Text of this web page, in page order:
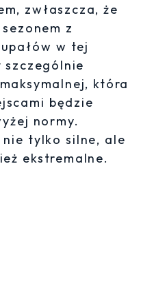
zwłaszcza, że
z
w tej
szczególnie
która
będzie
normy.
tylko silne, ale
ekstremalne.